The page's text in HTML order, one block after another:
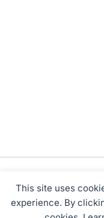
This site uses
experience. By